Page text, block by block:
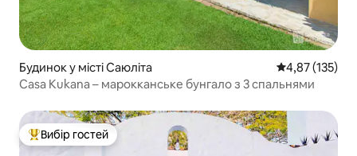
Будинок у місті Саюліта Середня
4,87 (135)
Casa Kukana – марокканське бунгало з 3 спальнями
Топ вибір гостей
Вибір гостей